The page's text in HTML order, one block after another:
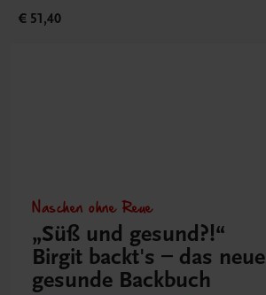
€ 51,40
Naschen ohne Reue
„Süß und gesund?!“
Birgit backt's – das neue
gesunde Backbuch